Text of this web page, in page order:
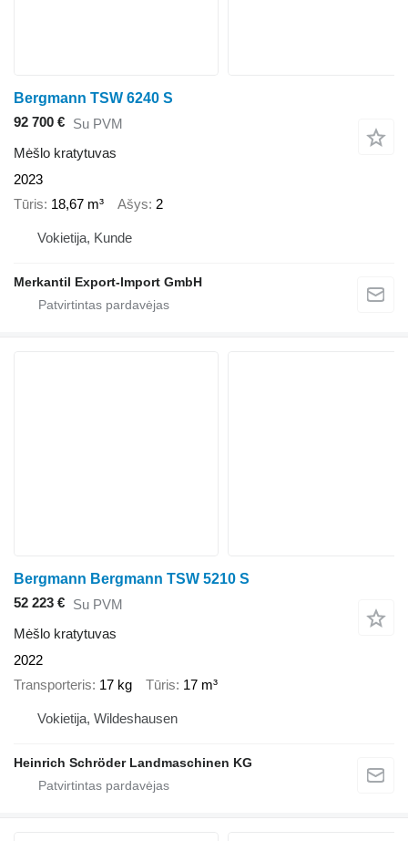
Bergmann TSW 6240 S
92 700 € Su PVM
Mėšlo kratytuvas
2023
Tūris 18,67 m³ Ašys 2
Vokietija, Kunde
Merkantil Export-Import GmbH
Bergmann Bergmann TSW 5210 S
52 223 € Su PVM
Mėšlo kratytuvas
2022
Transporteris 17 kg Tūris 17 m³
Vokietija, Wildeshausen
Heinrich Schröder Landmaschinen KG